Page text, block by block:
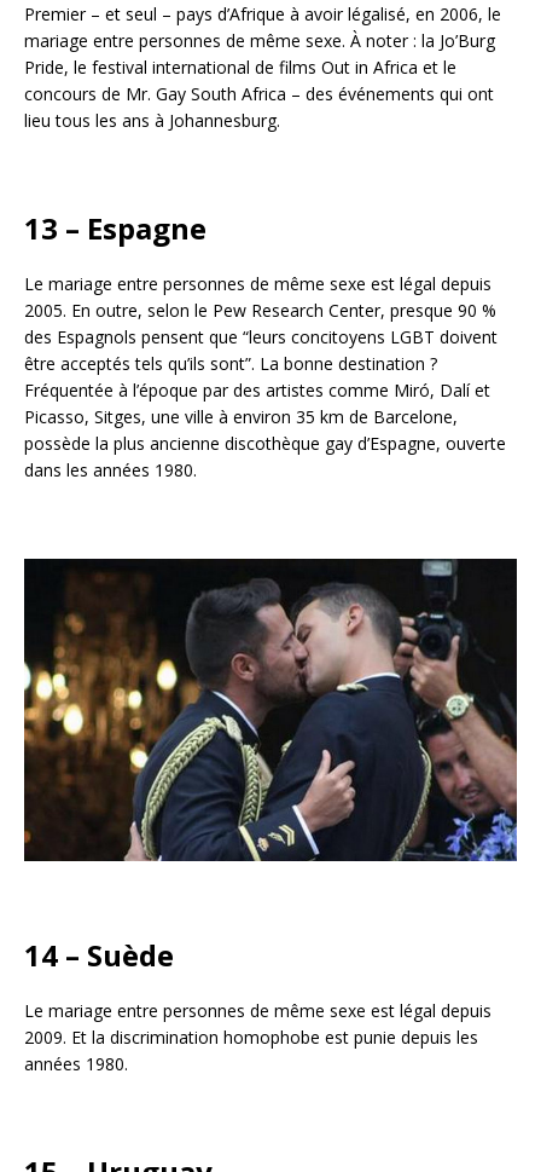
Premier – et seul – pays d’Afrique à avoir légalisé, en 2006, le
mariage entre personnes de même sexe. À noter : la Jo’Burg
Pride, le festival international de films Out in Africa et le
concours de Mr. Gay South Africa – des événements qui ont
lieu tous les ans à Johannesburg.
13 – Espagne
Le mariage entre personnes de même sexe est légal depuis
2005. En outre, selon le Pew Research Center, presque 90 %
des Espagnols pensent que “leurs concitoyens LGBT doivent
être acceptés tels qu’ils sont”. La bonne destination ?
Fréquentée à l’époque par des artistes comme Miró, Dalí et
Picasso, Sitges, une ville à environ 35 km de Barcelone,
possède la plus ancienne discothèque gay d’Espagne, ouverte
dans les années 1980.
14 – Suède
Le mariage entre personnes de même sexe est légal depuis
2009. Et la discrimination homophobe est punie depuis les
années 1980.